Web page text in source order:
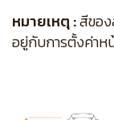
หมายเหตุ :สีขอ
อยู่กับการตั้งค่าห